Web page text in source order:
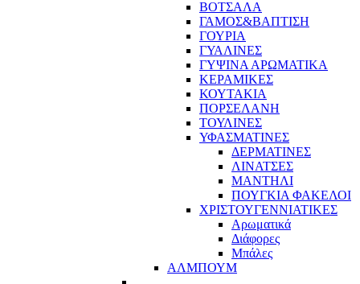
ΒΟΤΣΑΛΑ
ΓΑΜΟΣ&ΒΑΠΤΙΣΗ
ΓΟΥΡΙΑ
ΓΥΑΛΙΝΕΣ
ΓΥΨΙΝΑ ΑΡΩΜΑΤΙΚΑ
ΚΕΡΑΜΙΚΕΣ
ΚΟΥΤΑΚΙΑ
ΠΟΡΣΕΛΑΝΗ
ΤΟΥΛΙΝΕΣ
ΥΦΑΣΜΑΤΙΝΕΣ
ΔΕΡΜΑΤΙΝΕΣ
ΛΙΝΑΤΣΕΣ
ΜΑΝΤΗΛΙ
ΠΟΥΓΚΙΑ ΦΑΚΕΛΟΙ
ΧΡΙΣΤΟΥΓΕΝΝΙΑΤΙΚΕΣ
Αρωματικά
Διάφορες
Μπάλες
ΑΛΜΠΟΥΜ